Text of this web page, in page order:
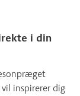
i din
inspirerer dig